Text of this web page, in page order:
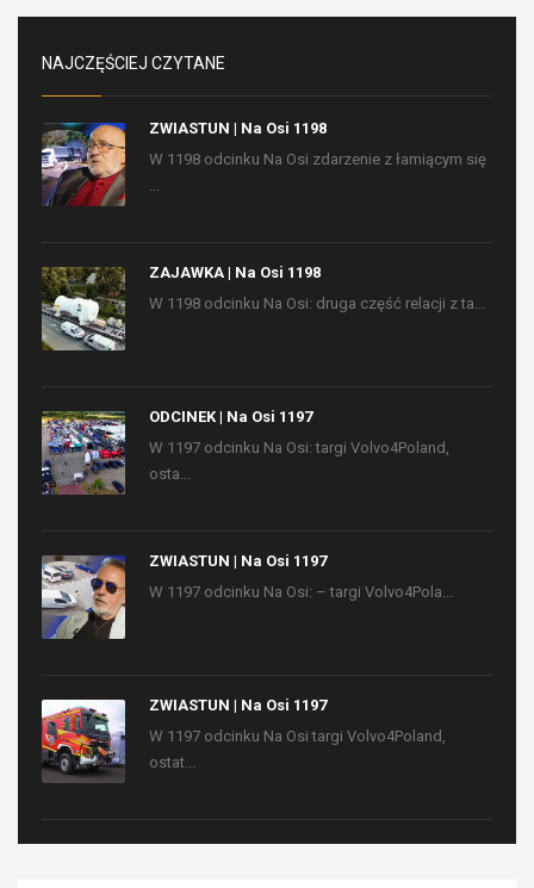
NAJCZĘŚCIEJ CZYTANE
ZWIASTUN | Na Osi 1198
W 1198 odcinku Na Osi zdarzenie z łamiącym się
ZAJAWKA | Na Osi 1198
W 1198 odcinku Na Osi: druga część relacji z ta...
ODCINEK | Na Osi 1197
W 1197 odcinku Na Osi: targi Volvo4Poland,
osta...
ZWIASTUN | Na Osi 1197
W 1197 odcinku Na Osi: – targi Volvo4Pola...
ZWIASTUN | Na Osi 1197
W 1197 odcinku Na Osi targi Volvo4Poland,
ostat...